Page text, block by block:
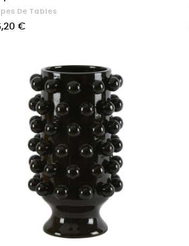
De Tables
€